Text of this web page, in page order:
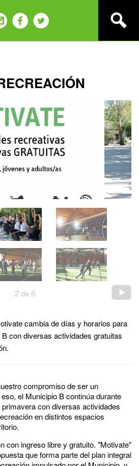
2de 6
cambia de días y horarios para
con diversas actividades gratuitas
compromiso de ser un
el Municipio B continúa durante
con diversas actividades
en distintos espacios
con ingreso libre y gratuito. "Motivate"
que forma parte del plan integral